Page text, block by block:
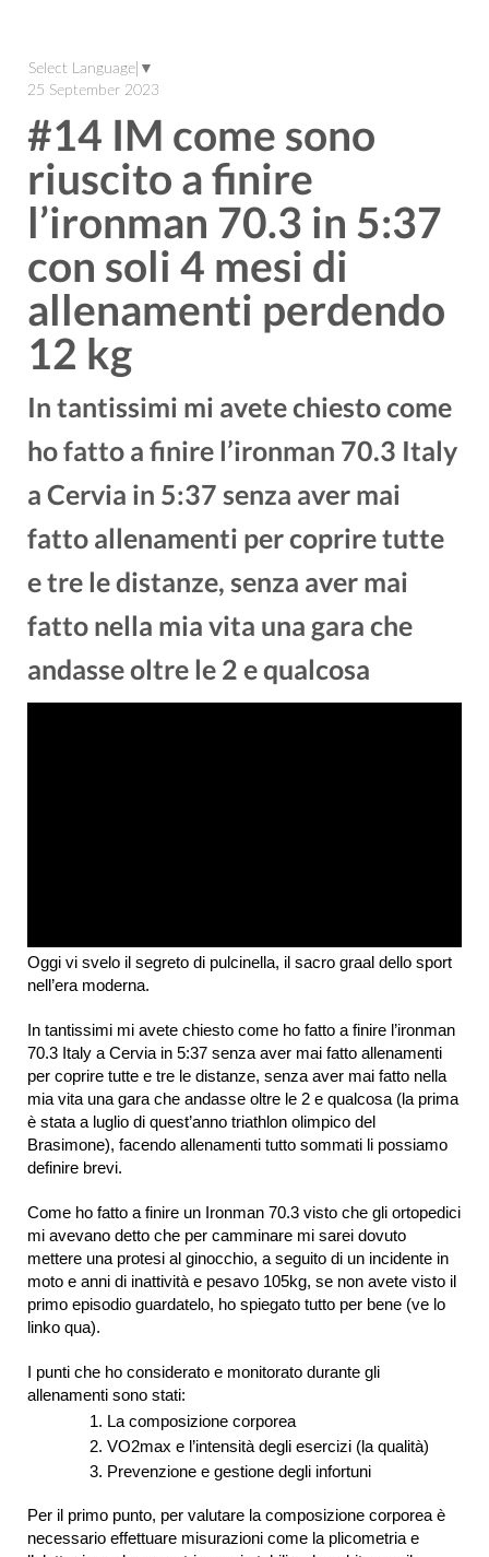
Select Language ▼
25 September 2023
#14 IM come sono
riuscito a finire
l’ironman 70.3 in 5:37
con soli 4 mesi di
allenamenti perdendo
12 kg
In tantissimi mi avete chiesto come
ho fatto a finire l’ironman 70.3 Italy
a Cervia in 5:37 senza aver mai
fatto allenamenti per coprire tutte
e tre le distanze, senza aver mai
fatto nella mia vita una gara che
andasse oltre le 2 e qualcosa
Oggi vi svelo il segreto di pulcinella, il sacro graal dello sport
nell’era moderna.
In tantissimi mi avete chiesto come ho fatto a finire l’ironman
70.3 Italy a Cervia in 5:37 senza aver mai fatto allenamenti
per coprire tutte e tre le distanze, senza aver mai fatto nella
mia vita una gara che andasse oltre le 2 e qualcosa (la prima
è stata a luglio di quest’anno triathlon olimpico del
Brasimone), facendo allenamenti tutto sommati li possiamo
definire brevi.
Come ho fatto a finire un Ironman 70.3 visto che gli ortopedici
mi avevano detto che per camminare mi sarei dovuto
mettere una protesi al ginocchio, a seguito di un incidente in
moto e anni di inattività e pesavo 105kg, se non avete visto il
primo episodio guardatelo, ho spiegato tutto per bene (ve lo
linko qua).
I punti che ho considerato e monitorato durante gli
allenamenti sono stati:
La composizione corporea
VO2max e l’intensità degli esercizi (la qualità)
Prevenzione e gestione degli infortuni
Per il primo punto, per valutare la composizione corporea è
necessario effettuare misurazioni come la plicometria e